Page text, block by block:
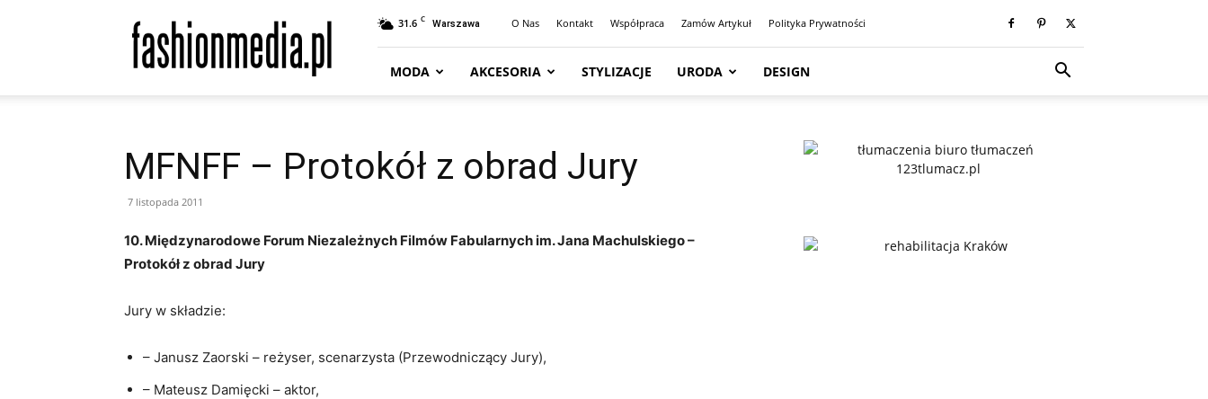
Moda
Trendy
|
Design
31.6 C Warszawa O Nas Kontakt Współpraca Zamów Artykuł Polityka Prywatności
MODA AKCESORIA STYLIZACJE URODA DESIGN
MFNFF – Protokół z obrad Jury
7 listopada 2011
10. Międzynarodowe Forum Niezależnych Filmów Fabularnych im. Jana Machulskiego –
Protokół z obrad Jury
Jury w składzie:
– Janusz Zaorski – reżyser, scenarzysta (Przewodniczący Jury),
– Mateusz Damięcki – aktor,